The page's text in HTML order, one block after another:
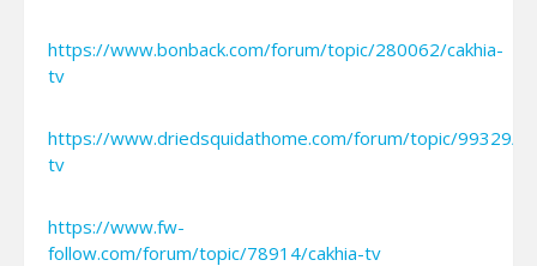
https://www.bonback.com/forum/topic/280062/cakhia-
tv
https://www.driedsquidathome.com/forum/topic/99329/
tv
https://www.fw-
follow.com/forum/topic/78914/cakhia-tv